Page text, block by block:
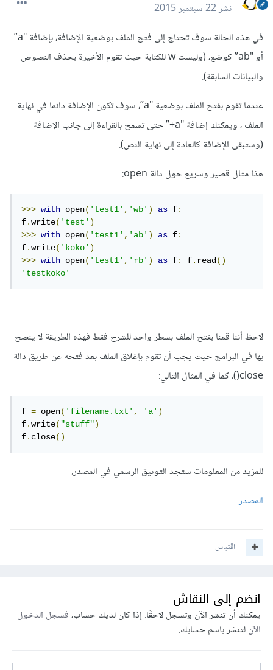
نشر22 سبتمبر 2015
في هذه الحالة سوف تحتاج إلى فتح الملف بوضعية الإضافة، بإضافة "a”
أو "ab” كوضع، (وليست w للكتابة حيث تقوم الأخيرة بحذف النصوص
والبيانات السابقة).
عندما تقوم بفتح الملف بوضعية "a”، سوف تكون الإضافة دائما في نهاية
الملف ، ويمكنك إضافة "a+” حتى تسمح بالقراءة إلى جانب الإضافة
(وستبقى الإضافة كالعادة إلى نهاية النص).
هذا مثال قصير وسريع حول دالة open:
>>> with open('test1','wb') as f:
f.write('test')
>>>
with open('test1','ab') as f:
f.write('koko')
>>>
with open('test1','rb') as f: f.read()
'testkoko'
لاحظ أننا قمنا بفتح الملف بسطر واحد للشرح فقط فهذه الطريقة لا ينصح
بها في البرامج حيث يجب أن تقوم بإغلاق الملف بعد فتحه عن طريق دالة
close()، كما في المثال التالي:
f = open('filename.txt', 'a')
f.write("stuff")
f.close()
للمزيد من المعلومات ستجد التوثيق الرسمي في المصدر.
المصدر
اقتباس
انضم إلى النقاش
يمكنك أن تنشر الآن وتسجل لاحقًا. إذا كان لديك حساب،فسجل الدخول
الآنلتنشر باسم حسابك.